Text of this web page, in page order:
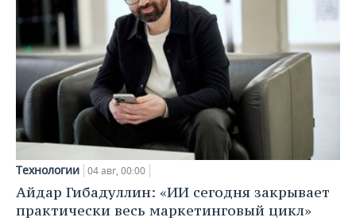
Технологии 04 авг, 00:00
Айдар Гибадуллин: «ИИ сегодня закрывает
практически весь маркетинговый цикл»